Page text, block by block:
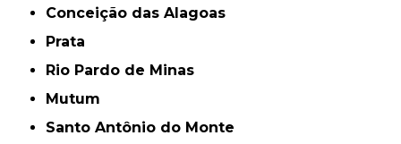
Conceição das Alagoas
Prata
Rio Pardo de Minas
Mutum
Santo Antônio do Monte